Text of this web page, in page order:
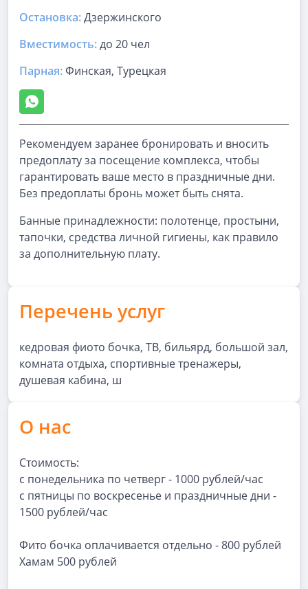
Остановка:Дзержинского
Вместимость:до 20 чел
Парная:Финская, Турецкая
Рекомендуем заранее бронировать и вносить
предоплату за посещение комплекса, чтобы
гарантировать ваше место в праздничные дни.
Без предоплаты бронь может быть снята.
Банные принадлежности: полотенце, простыни,
тапочки, средства личной гигиены, как правило
за дополнительную плату.
Перечень услуг
кедровая фиото бочка, ТВ, бильярд, большой зал,
комната отдыха, спортивные тренажеры,
душевая кабина, ш
О нас
Стоимость:
с понедельника по четверг - 1000 рублей/час
с пятницы по воскресенье и праздничные дни -
1500 рублей/час
Фито бочка оплачивается отдельно - 800 рублей
Хамам 500 рублей